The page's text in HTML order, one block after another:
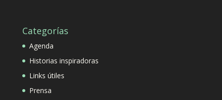
Categorías
Agenda
Historias inspiradoras
Links útiles
Prensa